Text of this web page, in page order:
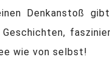
Denkanstoß
wie von selbst!